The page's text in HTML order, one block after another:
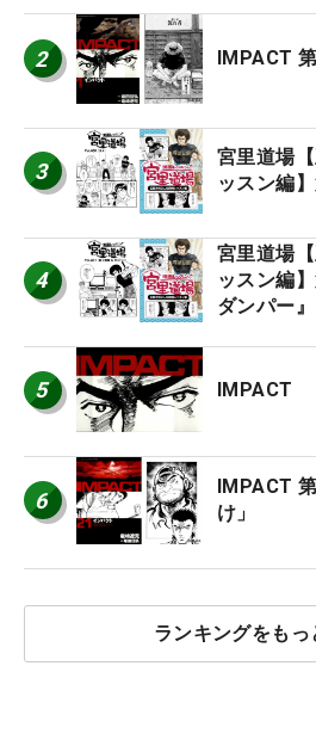
2 IMPACT
3
宮里道場
ッスン編
4
宮里道場
ッスン編
ダンパー』
5 IMPACT
6
IMPACT
け」
ランキングをもっ